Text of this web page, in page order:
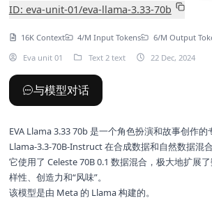
ID: eva-unit-01/eva-llama-3.33-70b
16K Context 4/M Input Tokens
6/M Output
Eva unit 01
Text 2 text 22 Dec, 2024
与模型对话
EVA Llama 3.33 70b 是一个角色扮演和故事创作
Llama-3.3-70B-Instruct在合成数据和自然数据混
它使用了 Celeste 70B 0.1 数据混合，极大地扩展
样性、创造力和“风味”。
该模型是由 Meta 的 Llama 构建的。